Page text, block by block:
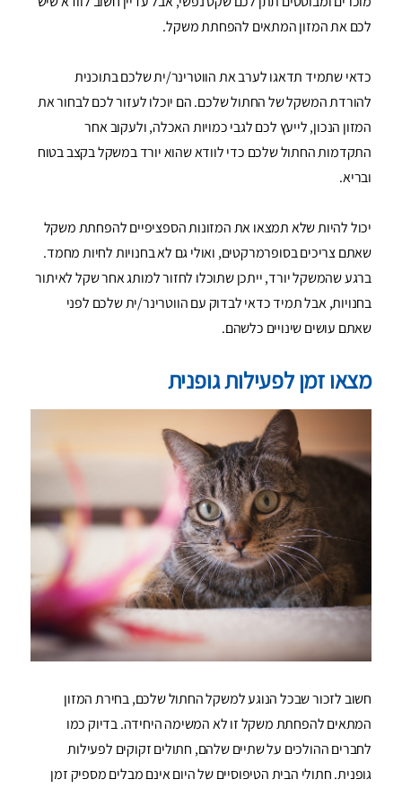
לכם את המזון המתאים להפחתת משקל.
כדאי שתמיד תדאגו לערב את הווטרינר/ית שלכם בתוכנית
להורדת המשקל של החתול שלכם. הם יוכלו לעזור לכם לבחור את
המזון הנכון, לייעץ לכם לגבי כמויות האכלה, ולעקוב אחר
התקדמות החתול שלכם כדי לוודא שהוא יורד במשקל בקצב בטוח
ובריא.
יכול להיות שלא תמצאו את המזונות הספציפיים להפחתת משקל
שאתם צריכים בסופרמרקטים, ואולי גם לא בחנויות לחיות מחמד.
ברגע שהמשקל יורד, ייתכן שתוכלו לחזור למותג אחר שקל לאיתור
בחנויות, אבל תמיד כדאי לבדוק עם הווטרינר/ית שלכם לפני
שאתם עושים שינויים כלשהם.
מצאו זמן לפעילות גופנית
חשוב לזכור שבכל הנוגע למשקל החתול שלכם, בחירת המזון
המתאים להפחתת משקל זו לא המשימה היחידה. בדיוק כמו
לחברים ההולכים על שתיים שלהם, חתולים זקוקים לפעילות
גופנית. חתולי הבית הטיפוסיים של היום אינם מבלים מספיק זמן